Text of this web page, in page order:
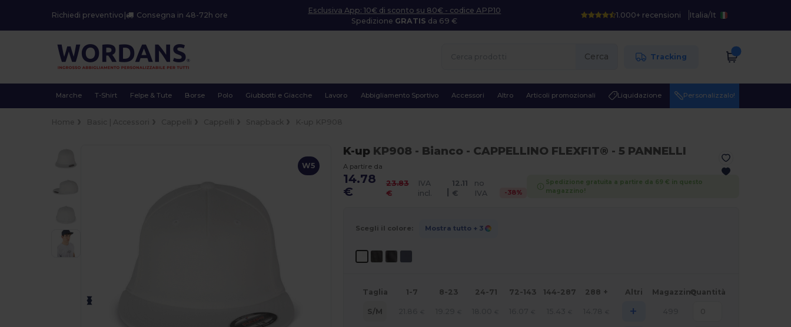
Richiedi preventivo Consegna in 48-72h ore
Esclusiva App: 10€ di sconto su 80€ - codice APP10
Spedizione GRATIS da 69 €
1.000+ recensioni Italia/It
Cerca Tracking
Marche T-Shirt Felpe & Tute Borse Polo Giubbotti e Giacche Lavoro Abbigliamento Sportivo Accessori Altro Articoli promozionali Liquidazione Personalizzalo!
W5
K-upKP908 - Bianco - CAPPELLINO FLEXFIT® - 5 PANNELLI
A partire da
14.78
€
23.83
€
IVA
incl.
|
12.11
€
no
IVA
-38%
Spedizione gratuita a partire da 69 € in questo
magazzino!
Scegli il colore: Mostra tutto + 3
Taglia 1-7 8-23 24-71 72-143 144-287 288 + Altri MagazzinoQuantità
S/M +